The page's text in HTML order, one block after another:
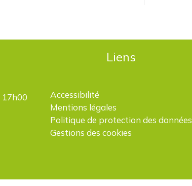
17h00
Liens
Accessibilité
Mentions légales
Politique de protection des données
Gestions des cookies